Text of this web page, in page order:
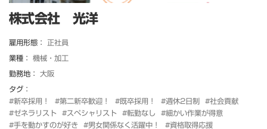
株式会社 光洋
雇用形態： 正社員
業種： 機械・加工
勤務地： 大阪
タグ：
#新卒採用！
#第二新卒歓迎！ #既卒採用！ #週休2日制
#社会貢献
#ゼネラリスト
#スペシャリスト #転勤なし
#細かい作業が得意
#手を動かすのが好き
#男女関係なく活躍中！
#資格取得応援